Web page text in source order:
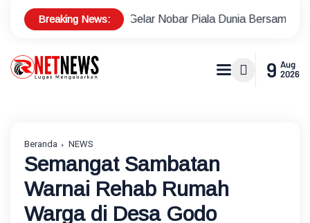
Breaking News:
Baru Gelar Nobar Piala Dunia Bersama Warga, Pererat
9 Aug
2026
Beranda NEWS
Semangat Sambatan
Warnai Rehab Rumah
Warga di Desa Godo